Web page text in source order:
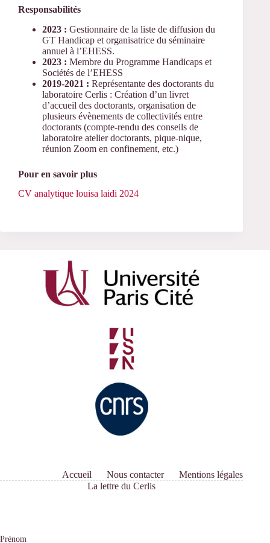
Responsabilités
2023 : Gestionnaire de la liste de diffusion du
GT Handicap et organisatrice du séminaire
annuel à l’EHESS.
2023 : Membre du Programme Handicaps et
Sociétés de l’EHESS
2019-2021 : Représentante des doctorants du
laboratoire Cerlis : Création d’un livret
d’accueil des doctorants, organisation de
plusieurs évènements de collectivités entre
doctorants (compte-rendu des conseils de
laboratoire atelier doctorants, pique-nique,
réunion Zoom en confinement, etc.)
Pour en savoir plus
CV analytique louisa laidi 2024
Accueil Nous contacter
Mentions légales
La lettre du Cerlis
Prénom